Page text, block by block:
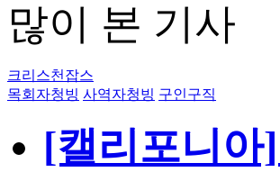
많이 본 기사
크리스천잡스
목회자청빙 사역자청빙 구인구직
[캘리포니아]